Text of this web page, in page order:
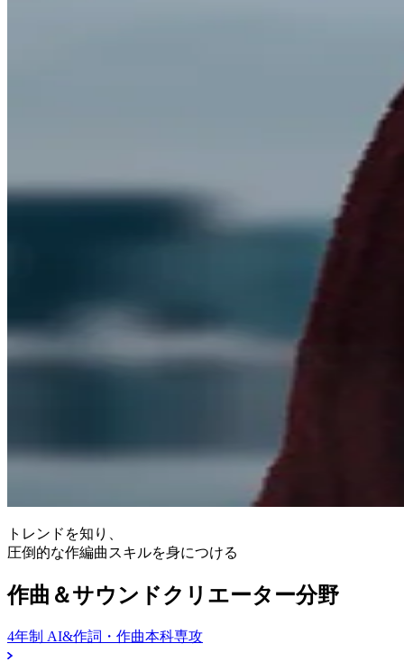
トレンドを知り、
圧倒的な作編曲スキルを身につける
作曲＆サウンドクリエーター分野
4年制 AI&作詞・作曲本科専攻